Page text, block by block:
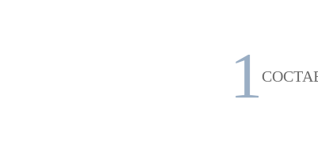
1